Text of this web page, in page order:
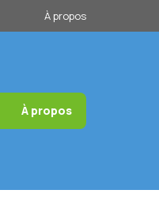
À propos
À propos